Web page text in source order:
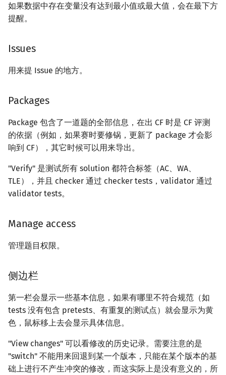
如果数据中存在变量没有达到最小值或最大值，会在最下方
提醒。
Issues
用来提 Issue 的地方。
Packages
Package 包含了一道题的全部信息，在出 CF 时是 CF 评测
的依据（例如，如果赛时要修锅，更新了 package 才会影
响到 CF），其它时候可以用来导出。
"Verify" 是测试所有 solution 都符合标签（AC、WA、
TLE），并且 checker 通过 checker tests，validator 通过
validator tests。
Manage access
管理题目权限。
侧边栏
第一栏会显示一些基本信息，如果有哪里不符合规范（如
tests 没有包含 pretests、有重复的测试点）就会显示为黄
色，鼠标移上去会显示具体信息。
"View changes" 可以看修改的历史记录。需要注意的是
"switch" 不能用来回退到某一个版本，只能在某个版本的基
础上进行不产生冲突的修改，而这实际上是没有意义的，所